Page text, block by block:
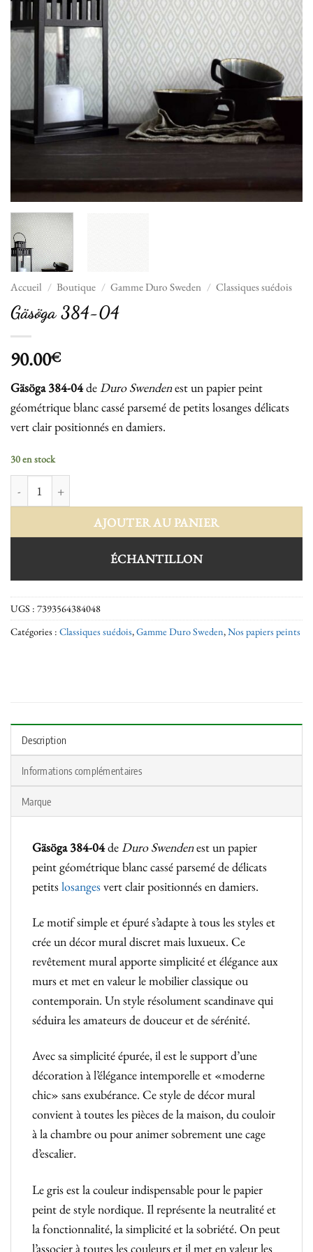
Accueil / Boutique / Gamme Duro Sweden / Classiques suédois
Gäsöga 384-04
90.00€
Gäsöga 384-04deDuro Swendenest un papier peint
géométrique blanc cassé parsemé de petits losanges délicats
vert clair positionnés en damiers.
30 en stock
quantité de Gäsöga 384-04
AJOUTER AU PANIER
ÉCHANTILLON
UGS : 7393564384048
Catégories : Classiques suédois,Gamme Duro Sweden,Nos papiers peints
Description
Informations complémentaires
Marque
Gäsöga 384-04deDuro Swendenest un papier
peint géométrique blanc cassé parsemé de délicats
petitslosangesvert clair positionnés en damiers.
Le motif simple et épuré s’adapte à tous les styles et
crée un décor mural discret mais luxueux. Ce
revêtement mural apporte simplicité et élégance aux
murs et met en valeur le mobilier classique ou
contemporain. Un style résolument scandinave qui
séduira les amateurs de douceur et de sérénité.
Avec sa simplicité épurée, il est le support d’une
décoration à l’élégance intemporelle et «moderne
chic» sans exubérance. Ce style de décor mural
convient à toutes les pièces de la maison, du couloir
à la chambre ou pour animer sobrement une cage
d’escalier.
Le gris est la couleur indispensable pour le papier
peint de style nordique. Il représente la neutralité et
la fonctionnalité, la simplicité et la sobriété. On peut
l’associer à toutes les couleurs et il met en valeur les